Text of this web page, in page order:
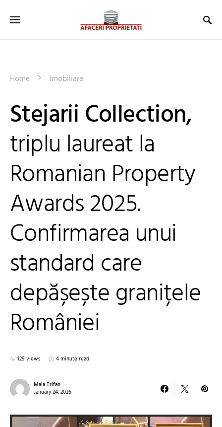
Home Imobiliare
Stejarii Collection,
triplu laureat la
Romanian Property
Awards 2025.
Confirmarea unui
standard care
depășește granițele
României
129 views 4 minute read
Maia Trifan
January 24, 2026